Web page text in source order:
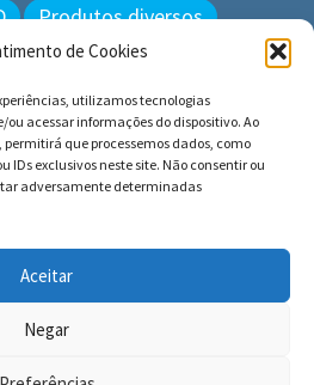
de Cookies
utilizamos tecnologias
acessar informações do dispositivo. Ao
que processemos dados, como
IDs exclusivos neste site. Não consentir ou
adversamente determinadas
Aceitar
Negar
Produtos diversos
os direitos reservados.
reais. Adote e cuide dos